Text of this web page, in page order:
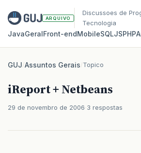
ARQUIVO
Discussoes de
Tecnologia
JavaGeralFront‑endMobileSQLJSPHP
GUJ/Assuntos Gerais/Topico
iReport + Netbeans
29 de novembro de 2006 3 respostas